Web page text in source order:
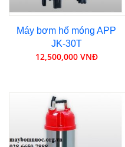
Máy bơm hố móng APP
JK-30T
12,500,000 VNĐ